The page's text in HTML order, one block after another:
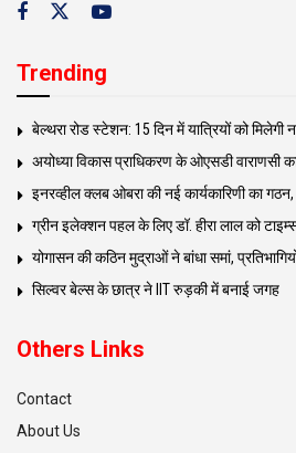
Trending
बेल्थरा रोड स्टेशन: 15 दिन में यात्रियों को मिलेगी
अयोध्या विकास प्राधिकरण के ओएसडी वाराणसी
इनरव्हील क्लब ओबरा की नई कार्यकारिणी का
ग्रीन इलेक्शन पहल के लिए डॉ. हीरा लाल को
योगासन की कठिन मुद्राओं ने बांधा समां,
सिल्वर बेल्स के छात्र ने IIT रुड़की में बनाई जगह
Others Links
Contact
About Us